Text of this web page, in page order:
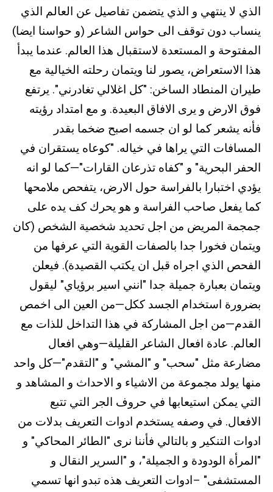
الذي لا ينتهي و الذي يتضمن تفاصيل عن العالم الذي
ينساب دون توقف الى حواس الشاعر (و حواسنا ايضا)
المفتوحة و المستعدة لاستقبال هذا العالم. عندما يبدأ
هذا الاستعراض، يصور لنا ويتمان رحلته الخيالية مع
طيران المنطاد الساخن: "كل اغلالي تغادرني". يرتفع
فوق الارض و يرى الافاق البعيدة. و مع امتداد رؤيته
فأنه يشعر كما لو ان جسمه اصبح ضخما بقدر
المسافات التي يراها في خياله. "كوعاه يستقران في
الحفر البحرية" و "كفاه تذرعان القارات"—كما لو انه
يؤدي اختبارا بالفراسة حول الارض، يتفحص ملامحها
كما يفعل صاحب الفراسة و هو يحرك كف يده على
جمجمة المريض من اجل تحديد شخصية الشخص (كان
ويتمان فخورا جدا بالصفات القوية التي عرفها من
الفحص الذي اجراه قبل ان يكتب القصيدة). فيعلن
ويتمان بعبارة جميلة جدا "انني اسير برؤياي" ليقول
بضرورة استخدام الجسد ككل—من العين الى اخمص
القدم—من اجل المشاركة في هذا التداخل للذات مع
العالم. عادة افعال الشاعر القليلة—وهي افعال
مضارعة مثل "سحب" و "المشي" و "التقدم"—كل واحد
منها يولد مجموعة من الاشياء و الاحداث و المشاهد و
التي يمكن استيعابها في حروف الجر التي تتبع
الافعال. في وصفه يستخدم ادوات التعريف بدلات من
ادوات التنكير و بالتالي فأننا نرى "الطائر المحاكي" و
"المرأة الودودة و الجميلة"، و "السرير النقال و
المستشفى" –ادوات التعريف هذه تبدو انها تسمي